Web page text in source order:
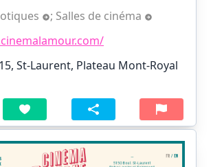
; Salles de cinéma
St-Laurent, Plateau Mont-Royal